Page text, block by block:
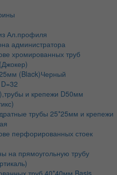
Ал.профиля
администратора
хромированных труб
(Black)Черный
и крепежи D50мм
трубы 25*25мм и крепежи
перфорированных стоек
на прямоугольную трубу
труб 40*40мм Basis